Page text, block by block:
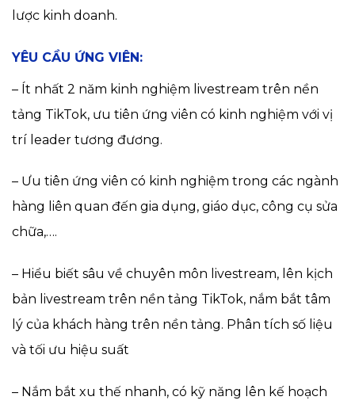
lược kinh doanh.
YÊU CẦU ỨNG VIÊN:
– Ít nhất 2 năm kinh nghiệm livestream trên nền
tảng TikTok, ưu tiên ứng viên có kinh nghiệm với vị
trí leader tương đương.
– Ưu tiên ứng viên có kinh nghiệm trong các ngành
hàng liên quan đến gia dụng, giáo dục, công cụ sửa
chữa,….
– Hiểu biết sâu về chuyên môn livestream, lên kịch
bản livestream trên nền tảng TikTok, nắm bắt tâm
lý của khách hàng trên nền tảng. Phân tích số liệu
và tối ưu hiệu suất
– Nắm bắt xu thế nhanh, có kỹ năng lên kế hoạch